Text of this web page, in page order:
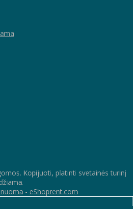
Kopijuoti, platinti svetainės turinį
- eShoprent.com